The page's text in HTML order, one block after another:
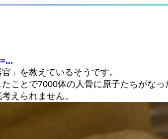
」を教えているそうです。
ことで7000体の人骨に原子たちがなっ
えられません。